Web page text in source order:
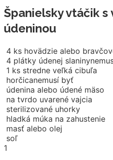
Španielsky vtáčik s
údeninou
4 ks hovädzie alebo
4 plátky údenej slaniny
1 ks stredne veľká cibuľa
horčicanemusí byť
údenina alebo údené mäso
na tvrdo uvarené vajcia
sterilizované uhorky
hladká múka na zahustenie
masť alebo olej
soľ
1